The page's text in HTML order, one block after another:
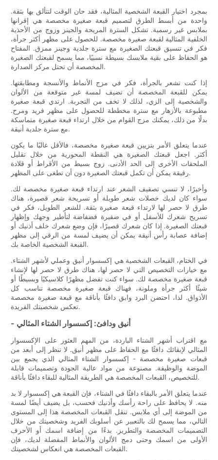
بمجرد اختيار القبعة الشخصية المثالية، فقد حان الوقت لتتألق بها بثقة.
واحدة من أبسط الطرق لتصميم قبعة صغيرة مخصصة هي إقرانها
بملابس غير رسمية. تشكل السترة المريحة والجينز وزوج من الأحذية
الخلفية المثالية لقبعة صغيرة مخصصة. للحصول على مظهر أكثر جرأة،
فكر في تنسيق قبعتك الصغيرة مع سترة جلدية وجينز ممزق. المفتاح
هو الحفاظ على بقية ملابسك بسيطة نسبيًا، مما يسمح لقبعتك الصغيرة
المخصصة أن تحتل مركز الصدارة.
إذا كنت تشعر بالجرأة، فكر في مزج الأنماط والأنسجة ومطابقتها.
يمكن للقبعة المخصصة أن تضيف لمسة غير متوقعة من الألوان
والشخصية إلى الزي، لذلك لا تخف من التجربة. ارتدي قبعة صغيرة
مطبوعة بالأزهار مع سترة مخططة للحصول على مظهر فريد ومرح.
بدلًا من ذلك، يمكنك مزج القوام من خلال ارتداء قبعة صغيرة متماسكة
مع سترة جلدية أنيقة.
عندما يتعلق الأمر بتزيين قبعة صغيرة مخصصة، فالأقل غالبًا ما يكون
أكثر. اجعل قبعتك الصغيرة هي النقطة المحورية من خلال تقليل
الملحقات الأخرى إلى الحد الأدنى. زوج بسيط من الأقراط أو قلادة
رقيقة يمكن أن تكمل قبعتك الصغيرة دون أن تطغى على المظهر.
وأخيرًا، لا تنسي تصفيف الشعر عند ارتداء قبعة صغيرة مخصصة لك.
سواء كان لديك خصلات شعر طويلة أو تسريحة شعر قصيرة، هناك
طرق لا حصر لها لارتداء قبعة صغيرة بثقة. للشعر الطويل، فكر في
تسريح شعرك للأسفل أو في ضفيرة فضفاضة لتأطير وجهك وإظهار
قبعتك الصغيرة. إذا كان شعرك قصيرًا، فإن وضع شعرك خلف أذنيك أو
إضافة عصابة رأس أنيقة يمكن أن يضيف لمسة من الرقي إلى مظهر
القبعة الشخصية الخاصة بك.
في الختام، القبعات الشخصية هي إكسسوار أنيق وعملي لأشهر الشتاء.
مع خيارات التخصيص التي لا حصر لها، هناك طرق لا حصر لها لإنشاء
قبعة صغيرة مخصصة لك. سواء كنت تفضل مظهرًا كلاسيكيًا وبسيطًا أو
شيئًا أكثر جرأة وملونة، فهناك قبعة صغيرة مخصصة تناسب كل
الأذواق. لذا، احتضن البرد وابق دافئًا بأناقة مع قبعة صغيرة مخصصة
تعكس شخصيتك الفريدة.
- أنيق ودافئ: إكسسوار الشتاء المثالي
مع اقتراب أشهر الشتاء الباردة، من المهم العثور على الإكسسوار
المثالي لإبقائك دافئًا مع الحفاظ على مظهر أنيق. لا تنظر إلى أبعد من
قبعات صغيرة مخصصة - إكسسوار الشتاء المثالي الذي يجمع بين
الموضة والوظيفة. مصنوعة من مواد عالية الجودة وتصميمات قابلة
للتخصيص، القبعات المخصصة هي الطريقة المثالية للبقاء دافئًا بأناقة.
عندما يتعلق الأمر بالبقاء دافئًا في الشتاء، فإن القبعة هي إكسسوار لا بد
منه. لا يحافظ على راحة رأسك وأذنيك فحسب، بل يضيف أيضًا لمسة
من الموضة إلى أي ملابس. تنقل القبعات المخصصة هذا إلى المستوى
التالي، مما يسمح لك بالتعبير عن أسلوبك الفريد وشخصيتك من خلال
التصميمات المخصصة والتطريز. بدءًا من إضافة اسمك أو الأحرف
الأولى من اسمك وحتى دمج الألوان والأنماط المفضلة لديك، فإن
القبعات المخصصة هي انعكاس لشخصيتك.